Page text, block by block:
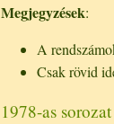
Megjegyzések:
A
Csak rövid
1978-as sorozat